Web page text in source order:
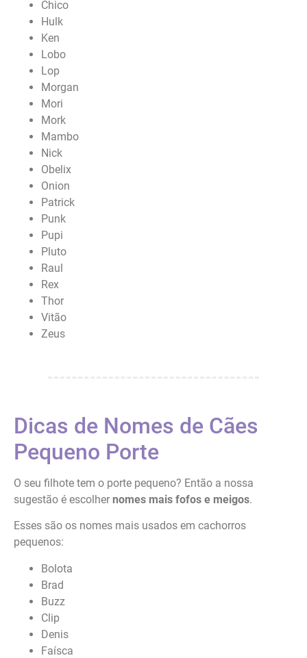
Chico
Hulk
Ken
Lobo
Lop
Morgan
Mori
Mork
Mambo
Nick
Obelix
Onion
Patrick
Punk
Pupi
Pluto
Raul
Rex
Thor
Vitão
Zeus
Dicas de Nomes de Cães
Pequeno Porte
O seu filhote tem o porte pequeno? Então a nossa
sugestão é escolher nomes mais fofos e meigos.
Esses são os nomes mais usados em cachorros
pequenos:
Bolota
Brad
Buzz
Clip
Denis
Faísca